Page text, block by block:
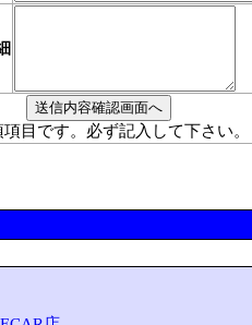
項目です。必ず記入して下さい。